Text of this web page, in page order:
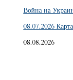
Война на
08.07.2026
08.08.2026